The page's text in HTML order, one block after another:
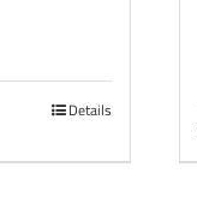
Details